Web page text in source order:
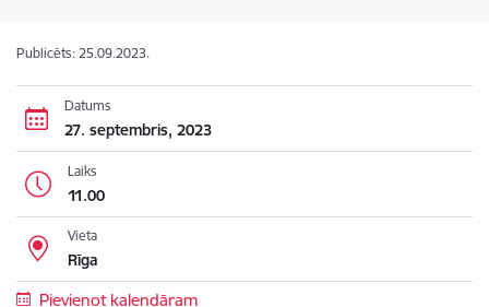
Publicēts: 25.09.2023.
Datums
27. septembris, 2023
Laiks
11.00
Vieta
Rīga
Pievienot kalendāram